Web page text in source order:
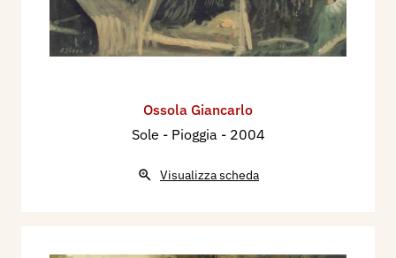
Ossola Giancarlo
Sole - Pioggia - 2004
Visualizza scheda